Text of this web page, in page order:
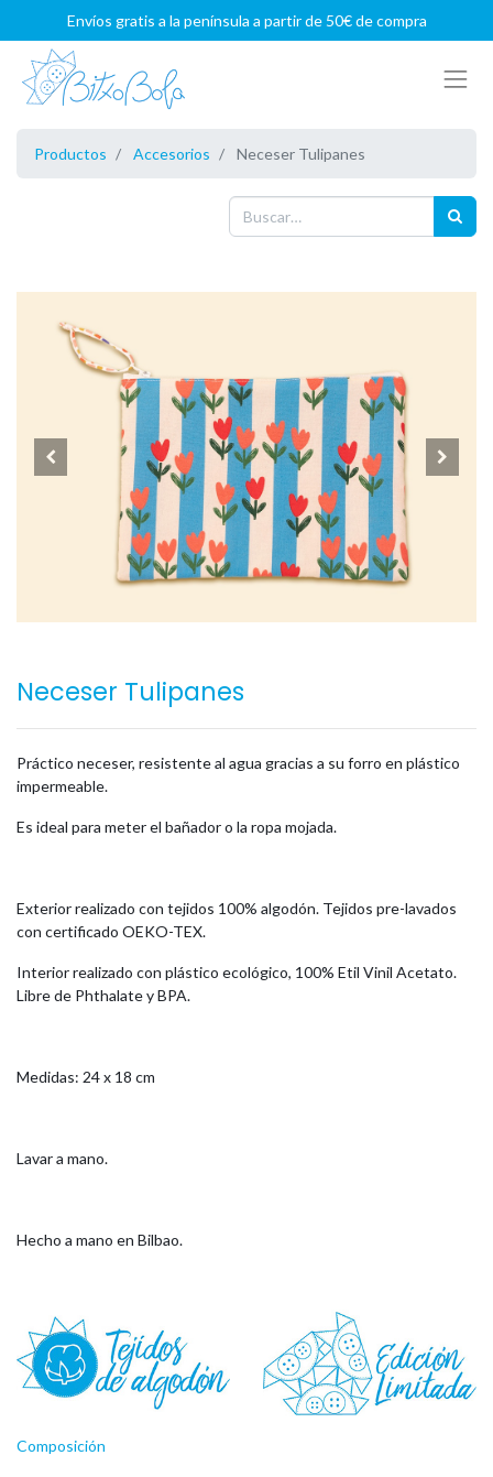
Envíos gratis a la península a partir de 50€ de compra
Productos Accesorios Neceser Tulipanes
Neceser Tulipanes
Práctico neceser, resistente al agua gracias a su forro en plástico
impermeable.
Es ideal para meter el bañador o la ropa mojada.
Exterior realizado con tejidos 100% algodón. Tejidos pre-lavados
con certificado OEKO-TEX.
Interior realizado con plástico ecológico, 100% Etil Vinil Acetato.
Libre de Phthalate y BPA.
Medidas: 24 x 18 cm
Lavar a mano.
Hecho a mano en Bilbao.
Composición